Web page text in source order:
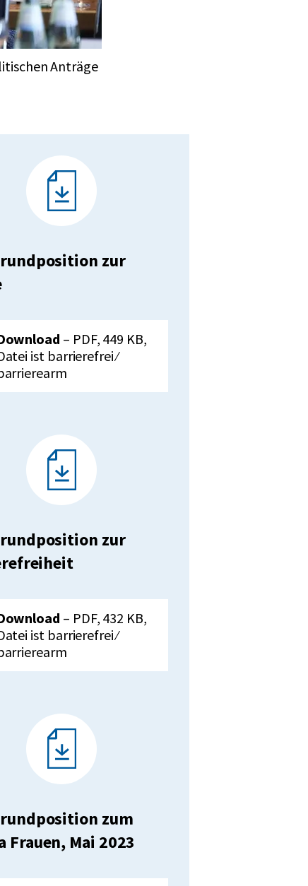
Anträge
zur
VdK-
Grundposition
zur
Pflege
– PDF, 449 KB,
ist barrierefrei ⁄
zur
VdK-
Grundposition
zur
Barrierefreiheit
– PDF, 432 KB,
ist barrierefrei ⁄
zum
Frauen, Mai 2023